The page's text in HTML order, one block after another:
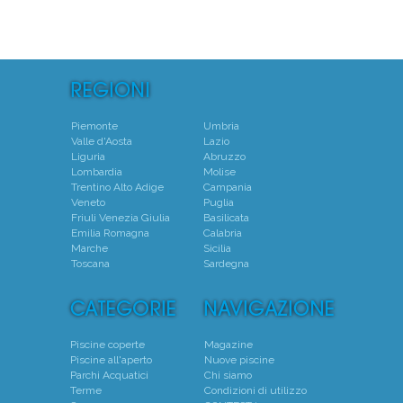
Piemonte
Valle d'Aosta
Liguria
Lombardia
Trentino Alto Adige
Veneto
Friuli Venezia Giulia
Emilia Romagna
Marche
Toscana
Umbria
Lazio
Abruzzo
Molise
Campania
Puglia
Basilicata
Calabria
Sicilia
Sardegna
Piscine coperte
Piscine all'aperto
Parchi Acquatici
Terme
Magazine
Nuove piscine
Chi siamo
Condizioni di utilizzo